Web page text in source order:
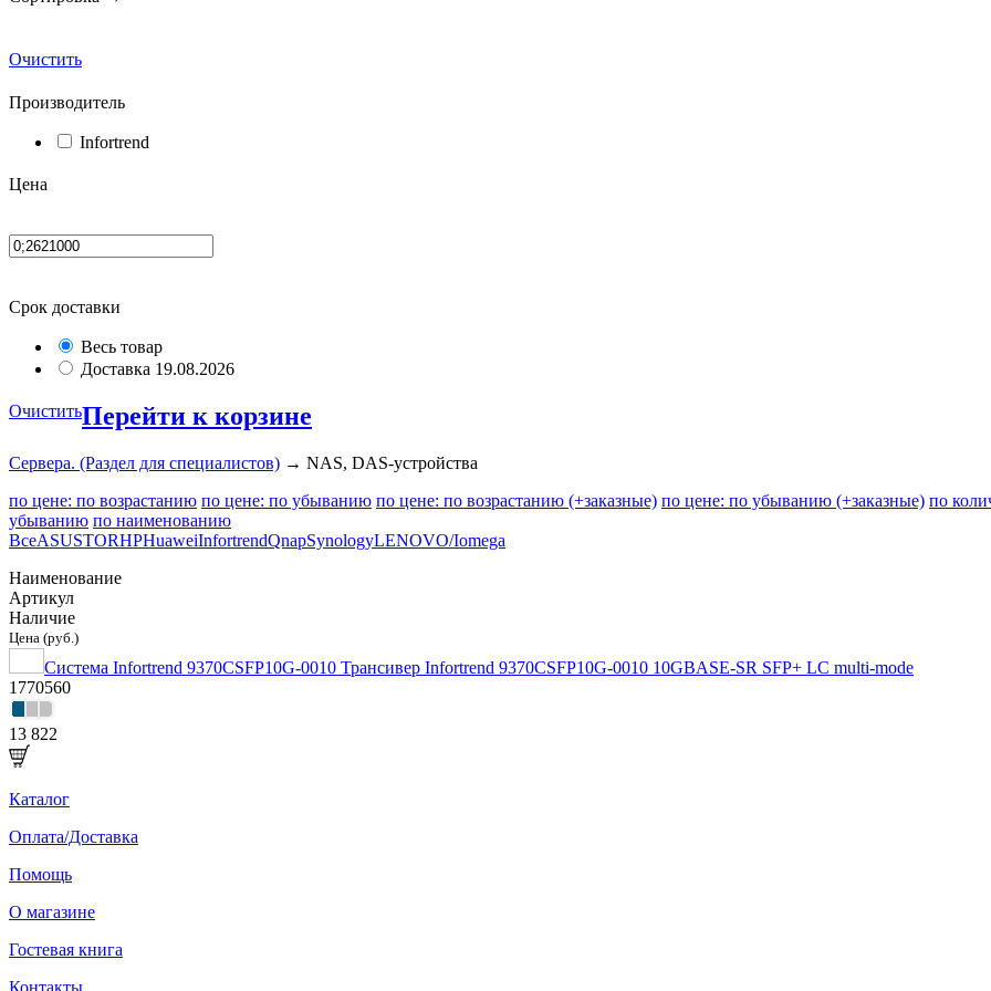
Очистить
Производитель
Infortrend
Цена
Срок доставки
Весь товар
Доставка 19.08.2026
ОчиститьПерейти к корзине
Сервера. (Раздел для специалистов) → NAS, DAS-устройства
по цене: по возрастанию по цене: по убыванию по цене: по возрастанию (+заказные) по цене: по убыванию (+заказные) по
убыванию по наименованию
ВсеASUSTORHPHuaweiInfortrendQnapSynologyLENOVO/Iomega
Наименование
Артикул
Наличие
Цена (руб.)
Система Infortrend 9370CSFP10G-0010 Трансивер Infortrend 9370CSFP10G-0010 10GBASE-SR SFP+ LC multi-mode
1770560
13 822
Каталог
Оплата/Доставка
Помощь
О магазине
Гостевая книга
Контакты